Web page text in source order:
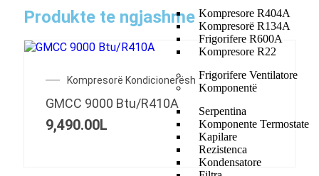
Kompresore R404A
Kompresorë R134A
Frigorifere R600A
Kompresore R22
Frigorifere Ventilatore
Komponentë
Serpentina
Komponente Termostate
Kapilare
Rezistenca
Kondensatore
Produkte te ngjashme
Kompresorë Kondicionerësh
GMCC 9000 Btu/R410A
9,490.00L